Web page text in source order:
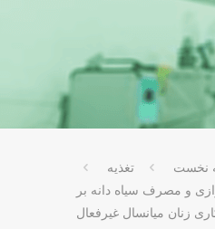
نخست
تغذیه
و مصرف سیاه دانه بر
زنان میانسال غیرفعال